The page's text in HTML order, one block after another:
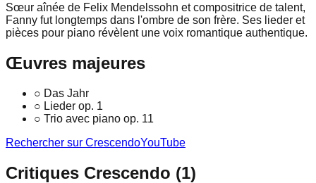
Sœur aînée de Felix Mendelssohn et compositrice de talent,
Fanny fut longtemps dans l'ombre de son frère. Ses lieder et
pièces pour piano révèlent une voix romantique authentique.
Œuvres majeures
○ Das Jahr
○ Lieder op. 1
○ Trio avec piano op. 11
Rechercher sur CrescendoYouTube
Critiques Crescendo (1)